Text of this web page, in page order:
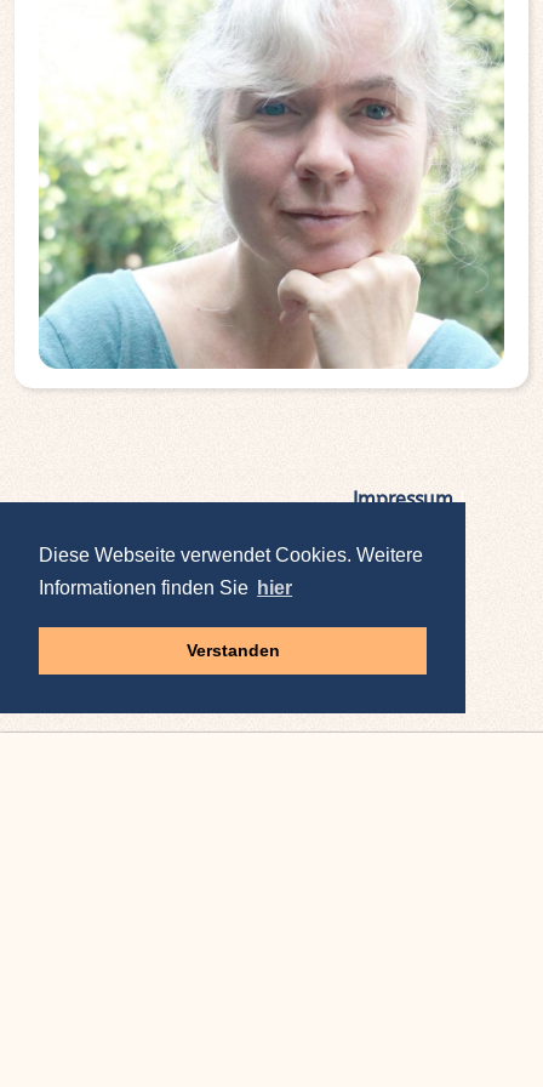
Diese Webseite verwendet Cookies. Weitere
Informationen finden Sie hier
Verstanden
Impressum|